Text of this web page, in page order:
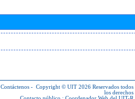
Contáctenos - Copyright © UIT 2026 Reservados todos
los derechos